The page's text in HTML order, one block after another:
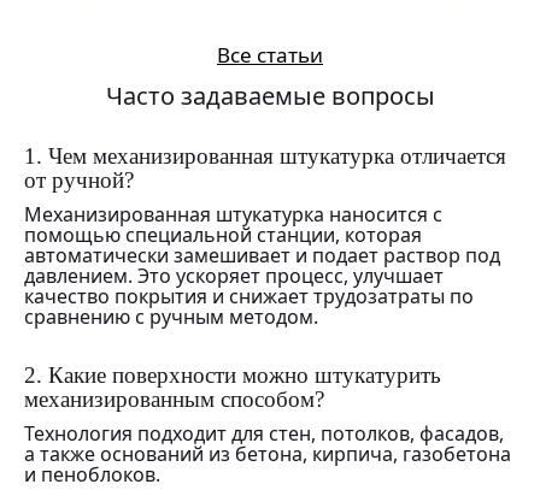
Все статьи
Часто задаваемые вопросы
1. Чем механизированная штукатурка отличается
от ручной?
Механизированная штукатурка наносится с
помощью специальной станции, которая
автоматически замешивает и подает раствор под
давлением. Это ускоряет процесс, улучшает
качество покрытия и снижает трудозатраты по
сравнению с ручным методом.
2. Какие поверхности можно штукатурить
механизированным способом?
Технология подходит для стен, потолков, фасадов,
а также оснований из бетона, кирпича, газобетона
и пеноблоков.